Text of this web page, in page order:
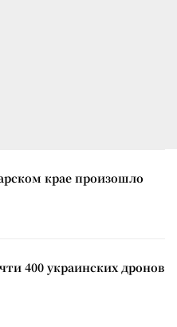
крае произошло
400 украинских дронов